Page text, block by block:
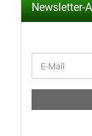
Newsletter-
ZUR
E-
Mail